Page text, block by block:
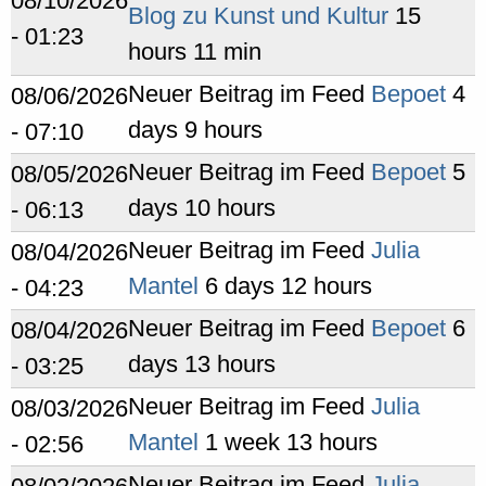
- 01:23
Blog zu Kunst und Kultur 15
hours 11 min
08/06/2026
- 07:10
Neuer Beitrag im Feed Bepoet 4
days 9 hours
08/05/2026
- 06:13
Neuer Beitrag im Feed Bepoet 5
days 10 hours
08/04/2026
- 04:23
Neuer Beitrag im Feed Julia
Mantel 6 days 12 hours
08/04/2026
- 03:25
Neuer Beitrag im Feed Bepoet 6
days 13 hours
08/03/2026
- 02:56
Neuer Beitrag im Feed Julia
Mantel 1 week 13 hours